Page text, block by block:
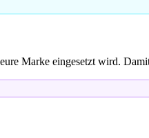
Marke eingesetzt wird.